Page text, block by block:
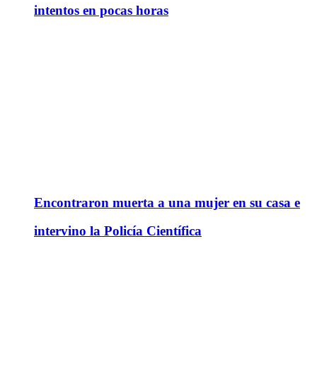
intentos en pocas horas
Encontraron muerta a una mujer en su casa e
intervino la Policía Científica